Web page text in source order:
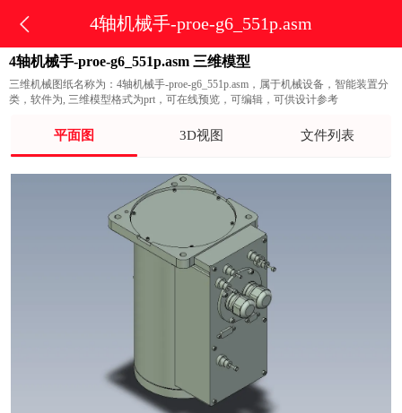
4轴机械手-proe-g6_551p.asm
4轴机械手-proe-g6_551p.asm 三维模型
三维机械图纸名称为：4轴机械手-proe-g6_551p.asm，属于机械设备，智能装置分
类，软件为, 三维模型格式为prt，可在线预览，可编辑，可供设计参考
平面图 3D视图 文件列表